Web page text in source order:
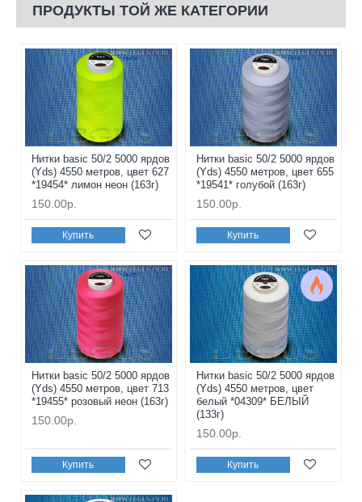
ПРОДУКТЫ ТОЙ ЖЕ КАТЕГОРИИ
Нитки basic 50/2 5000 ярдов
(Yds) 4550 метров, цвет 627
*19454* лимон неон (163г)
150.00р.
Купить
Нитки basic 50/2 5000 ярдов
(Yds) 4550 метров, цвет 655
*19541* голубой (163г)
150.00р.
Купить
Нитки basic 50/2 5000 ярдов
(Yds) 4550 метров, цвет 713
*19455* розовый неон (163г)
150.00р.
Купить
Нитки basic 50/2 5000 ярдов
(Yds) 4550 метров, цвет
белый *04309* БЕЛЫЙ
(133г)
150.00р.
Купить